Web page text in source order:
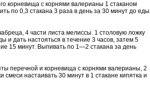
корневища с корнями валерианы 1 стаканом
по 0,3 стакана 3 раза в день за 30 минут до еды
4 части листа мелиссы. 1 столовую ложку
и дать настояться в течение 3 часов, затем 5
15 минут. Выпивать по 1—2 стакана за день
перечной и корневища с корнями валерианы, 2
смеси настаивать 30 минут в 1 стакане кипятка и